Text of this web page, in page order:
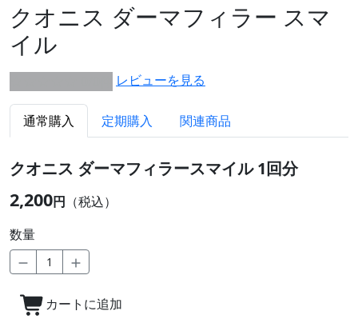
クオニス ダーマフィラー スマ
イル
レビューを見る
通常購入 定期購入 関連商品
クオニス ダーマフィラースマイル 1回分
2,200円 （税込）
数量
カートに追加